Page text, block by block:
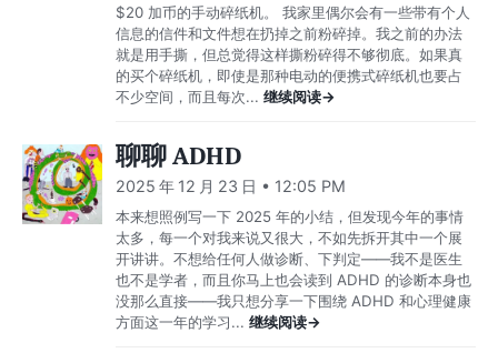
$20 加币的手动碎纸机。 我家里偶尔会有一些带有个人
信息的信件和文件想在扔掉之前粉碎掉。我之前的办法
就是用手撕，但总觉得这样撕粉碎得不够彻底。如果真
的买个碎纸机，即使是那种电动的便携式碎纸机也要占
不少空间，而且每次... 继续阅读→
聊聊 ADHD
2025 年 12 月 23 日 • 12:05 PM
本来想照例写一下 2025 年的小结，但发现今年的事情
太多，每一个对我来说又很大，不如先拆开其中一个展
开讲讲。不想给任何人做诊断、下判定——我不是医生
也不是学者，而且你马上也会读到 ADHD 的诊断本身也
没那么直接——我只想分享一下围绕 ADHD 和心理健康
方面这一年的学习... 继续阅读→